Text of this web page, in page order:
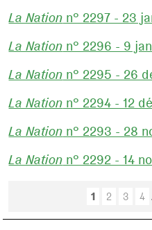
La Nation n° 2297 - 23
La Nation n° 2296 - 9
La Nation n° 2295 - 26
La Nation n° 2294 - 12
La Nation n° 2293 - 28
La Nation n° 2292 - 14
1 2 3 4